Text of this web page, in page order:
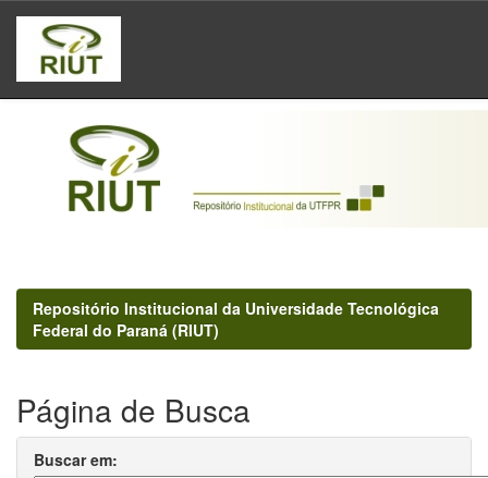
Skip
navigation
Repositório Institucional da Universidade Tecnológica
Federal do Paraná (RIUT)
Página de Busca
Buscar em: